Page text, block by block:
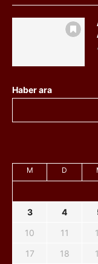
Haber ara
M D
3
4
10
11
17
18